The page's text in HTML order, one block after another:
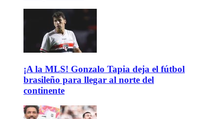
¡A la MLS! Gonzalo Tapia deja el fútbol
brasileño para llegar al norte del
continente